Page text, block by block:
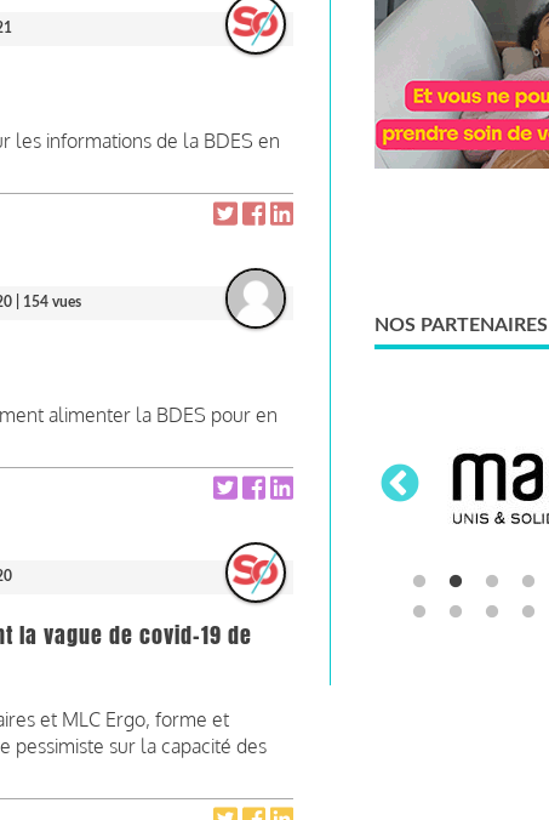
les informations de la BDES en
| 154 vues
alimenter la BDES pour en
la vague de covid-19 de
et MLC Ergo, forme et
pessimiste sur la capacité des
NOS PARTENAIRES